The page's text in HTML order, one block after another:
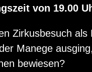
von 19.00
Zirkusbesuch als
Manege
bewiesen?